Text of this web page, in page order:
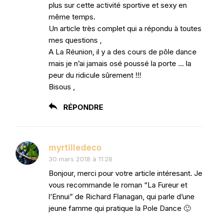
plus sur cette activité sportive et sexy en
même temps.
Un article très complet qui a répondu à toutes
mes questions ,
A La Réunion, il y a des cours de pôle dance
mais je n’ai jamais osé poussé la porte … la
peur du ridicule sûrement !!!
Bisous ,
RÉPONDRE
myrtilledeco
30 mars 2018 à 11:28
Bonjour, merci pour votre article intéresant. Je
vous recommande le roman “La Fureur et
l’Ennui” de Richard Flanagan, qui parle d’une
jeune famme qui pratique la Pole Dance 🙂